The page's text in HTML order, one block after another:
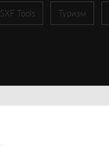
SXF Tools Туризм